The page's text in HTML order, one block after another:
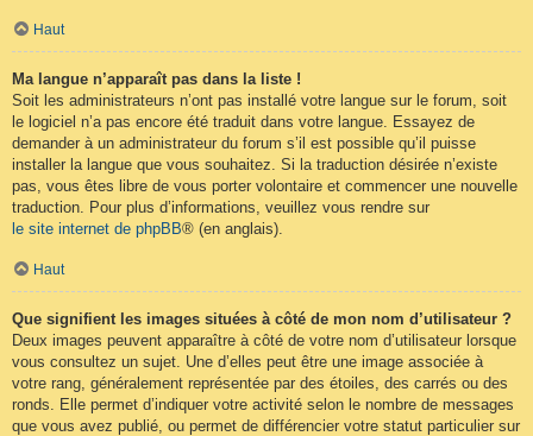
Haut
Ma langue n’apparaît pas dans la liste !
Soit les administrateurs n’ont pas installé votre langue sur le forum, soit
le logiciel n’a pas encore été traduit dans votre langue. Essayez de
demander à un administrateur du forum s’il est possible qu’il puisse
installer la langue que vous souhaitez. Si la traduction désirée n’existe
pas, vous êtes libre de vous porter volontaire et commencer une nouvelle
traduction. Pour plus d’informations, veuillez vous rendre sur
le site internet de phpBB® (en anglais).
Haut
Que signifient les images situées à côté de mon nom d’utilisateur ?
Deux images peuvent apparaître à côté de votre nom d’utilisateur lorsque
vous consultez un sujet. Une d’elles peut être une image associée à
votre rang, généralement représentée par des étoiles, des carrés ou des
ronds. Elle permet d’indiquer votre activité selon le nombre de messages
que vous avez publié, ou permet de différencier votre statut particulier sur